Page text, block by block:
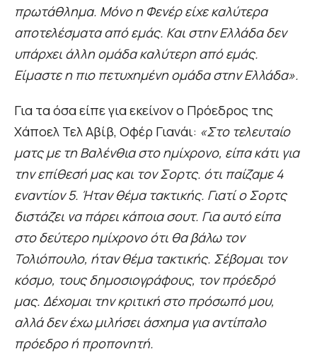
πρωτάθλημα. Μόνο η Φενέρ είχε καλύτερα
αποτελέσματα από εμάς. Και στην Ελλάδα δεν
υπάρχει άλλη ομάδα καλύτερη από εμάς.
Είμαστε η πιο πετυχημένη ομάδα στην Ελλάδα».
Για τα όσα είπε για εκείνον ο Πρόεδρος της
Χάποελ Τελ Αβίβ, Οφέρ Γιανάι: «Στο τελευταίο
ματς με τη Βαλένθια στο ημίχρονο, είπα κάτι για
την επίθεσή μας και τον Σορτς. ότι παίζαμε 4
εναντίον 5. Ήταν θέμα τακτικής. Γιατί ο Σορτς
διστάζει να πάρει κάποια σουτ. Για αυτό είπα
στο δεύτερο ημίχρονο ότι θα βάλω τον
Τολιόπουλο, ήταν θέμα τακτικής. Σέβομαι τον
κόσμο, τους δημοσιογράφους, τον πρόεδρό
μας. Δέχομαι την κριτική στο πρόσωπό μου,
αλλά δεν έχω μιλήσει άσχημα για αντίπαλο
πρόεδρο ή προπονητή.